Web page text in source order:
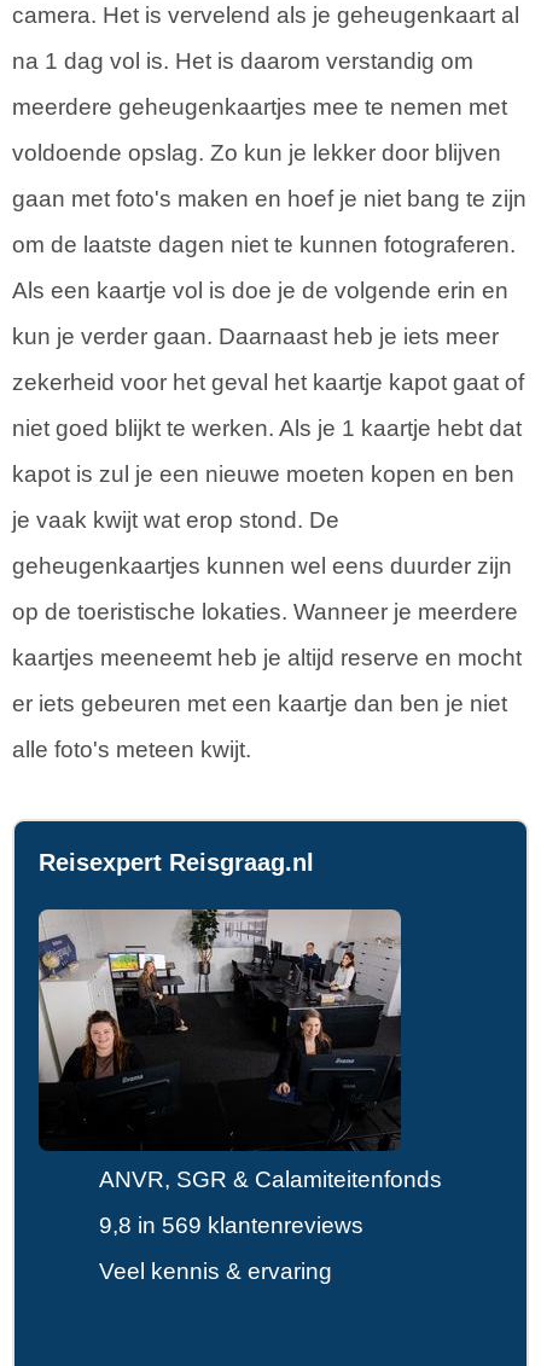
camera. Het is vervelend als je geheugenkaart al
na 1 dag vol is. Het is daarom verstandig om
meerdere geheugenkaartjes mee te nemen met
voldoende opslag. Zo kun je lekker door blijven
gaan met foto's maken en hoef je niet bang te zijn
om de laatste dagen niet te kunnen fotograferen.
Als een kaartje vol is doe je de volgende erin en
kun je verder gaan. Daarnaast heb je iets meer
zekerheid voor het geval het kaartje kapot gaat of
niet goed blijkt te werken. Als je 1 kaartje hebt dat
kapot is zul je een nieuwe moeten kopen en ben
je vaak kwijt wat erop stond. De
geheugenkaartjes kunnen wel eens duurder zijn
op de toeristische lokaties. Wanneer je meerdere
kaartjes meeneemt heb je altijd reserve en mocht
er iets gebeuren met een kaartje dan ben je niet
alle foto's meteen kwijt.
Reisexpert Reisgraag.nl
ANVR, SGR & Calamiteitenfonds
9,8 in 569 klantenreviews
Veel kennis & ervaring